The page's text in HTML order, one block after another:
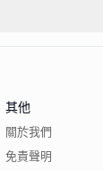
其他
關於我們
免責聲明